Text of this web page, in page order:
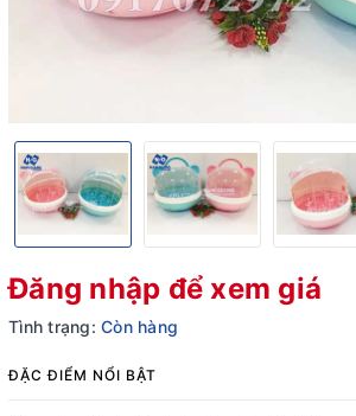
Đăng nhập để xem giá
Tình trạng: Còn hàng
ĐẶC ĐIỂM NỔI BẬT